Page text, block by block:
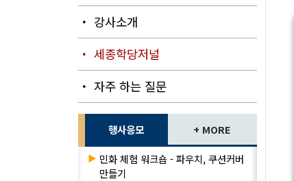
・ 강사소개
・ 세종학당저널
・ 자주 하는 질문
행사응모 + MORE
▶ 민화 체험 워크숍 - 파우치, 쿠션커버
만들기